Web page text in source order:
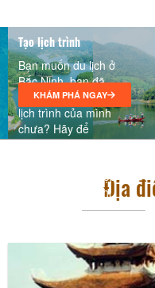
Khám phá các quán ốc Kinh Bắc - Bắc
23/12/2025
Tạo lịch trình
Bạn muốn du lịch ở
Bắc Ninh, bạn đã
lên kế hoạch cho
lịch trình của mình
chưa? Hãy để
chúng tôi giúp bạn
trình thú vị phù hợp
với thời gian và chi
KHÁM PHÁ NGAY
Địa